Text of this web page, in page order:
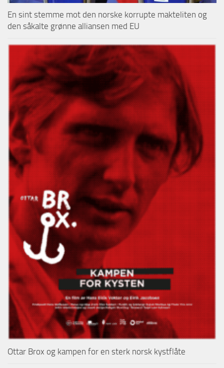
En sint stemme mot den norske korrupte makteliten og
den såkalte grønne alliansen med EU
Ottar Brox og kampen for en sterk norsk kystflåte